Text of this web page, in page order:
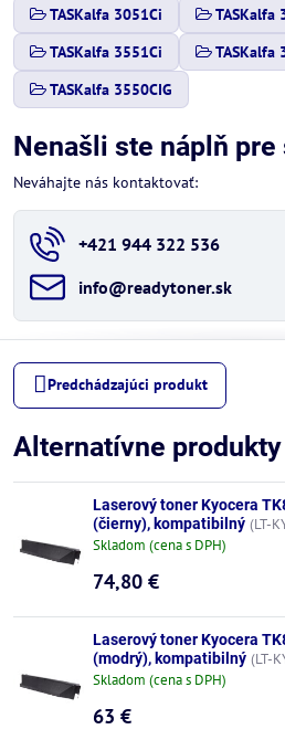
TASKalfa 3051Ci
TASKalfa
TASKalfa 3551Ci
TASKalfa
TASKalfa 3550CIG
Nenašli ste náplň
Neváhajte nás kontaktovať:
+421 944 322 536
info​@readytoner​.sk
Predchádzajúci produkt
Alternatívne produkty
Laserový toner Kyocera
(čierny), kompatibilný (LT-
Skladom (cena s DPH)
74,80 €
Laserový toner Kyocera
(modrý), kompatibilný (LT-
Skladom (cena s DPH)
63 €